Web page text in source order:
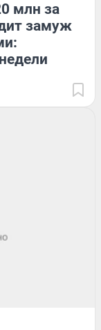
млн за
замуж